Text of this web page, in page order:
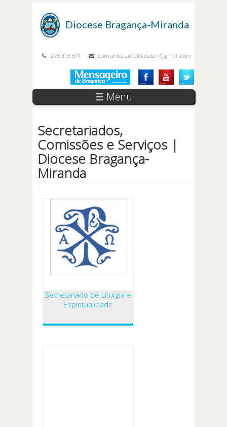
Diocese Bragança-Miranda
273 313 371 comunicacao.diocesebm@gmail.com
☰ Menu
Secretariados,
Comissões e Serviços |
Diocese Bragança-
Miranda
Secretariado de Liturgia e
Espiritualidade